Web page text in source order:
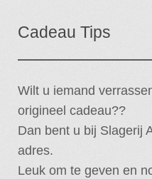
Barbecue
Gourmet
Smulplank / Hapjespan
Buffetten
Feestdagen
Cadeau Tips
Wilt u iemand
origineel cadeau??
Dan bent u bij Slagerij
adres.
Leuk om te geven en